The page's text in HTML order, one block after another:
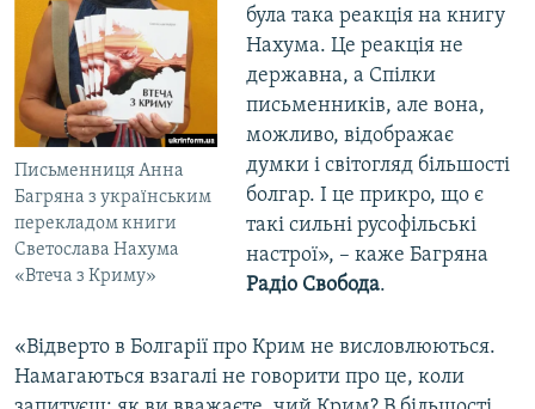
Письменниця Анна
Багряна з українським
перекладом книги
Светослава Нахума
«Втеча з Криму»
була така реакція на книгу
Нахума. Це реакція не
державна, а Спілки
письменників, але вона,
можливо, відображає
думки і світогляд більшості
болгар. І це прикро, що є
такі сильні русофільські
настрої», – каже Багряна
Радіо Свобода.
«Відверто в Болгарії про Крим не висловлюються.
Намагаються взагалі не говорити про це, коли